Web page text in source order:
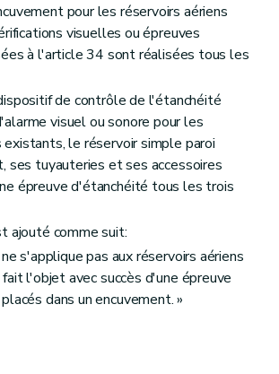
pour les réservoirs aériens
visuelles ou épreuves
à l'article 34 sont réalisées tous les
de contrôle de l'étanchéité
visuel ou sonore pour les
le réservoir simple paroi
ses tuyauteries et ses accessoires
épreuve d'étanchéité tous les trois
ajouté comme suit:
s'applique pas aux réservoirs aériens
l'objet avec succès d'une épreuve
dans un encuvement. »